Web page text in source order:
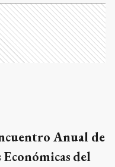
Anual de
del